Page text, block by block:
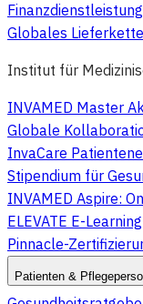
Globales
Institut für
INVAMED Master
Globale
InvaCare
Stipendium für
INVAMED Aspire:
ELEVATE E-
Pinnacle-
Patienten &